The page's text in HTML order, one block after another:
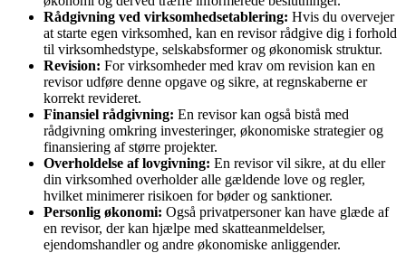
Rådgivning ved virksomhedsetablering: Hvis du overvejer
at starte egen virksomhed, kan en revisor rådgive dig i forhold
til virksomhedstype, selskabsformer og økonomisk struktur.
Revision: For virksomheder med krav om revision kan en
revisor udføre denne opgave og sikre, at regnskaberne er
korrekt revideret.
Finansiel rådgivning: En revisor kan også bistå med
rådgivning omkring investeringer, økonomiske strategier og
finansiering af større projekter.
Overholdelse af lovgivning: En revisor vil sikre, at du eller
din virksomhed overholder alle gældende love og regler,
hvilket minimerer risikoen for bøder og sanktioner.
Personlig økonomi: Også privatpersoner kan have glæde af
en revisor, der kan hjælpe med skatteanmeldelser,
ejendomshandler og andre økonomiske anliggender.